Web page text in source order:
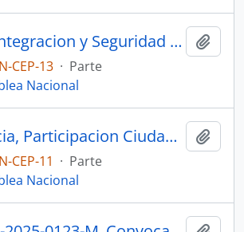
Soberania, Integracion y Seguridad Integral
CEP-13 · Parte
Nacional
Transparencia, Participacion Ciudadana y Control Social
CEP-11 · Parte
Nacional